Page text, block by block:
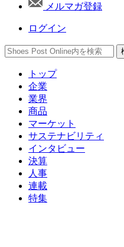
メルマガ登録
ログイン
トップ
企業
業界
商品
マーケット
サステナビリティ
インタビュー
決算
人事
連載
特集